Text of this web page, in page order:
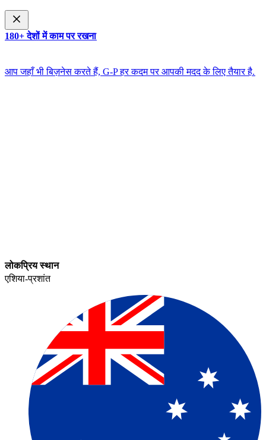
180+ देशों में काम पर रखना​​
आप जहाँ भी बिज़नेस करते हैं, G-P हर कदम पर आपकी मदद के लिए तैयार है.​​
लोकप्रिय स्थान​​
एशिया-प्रशांत​​